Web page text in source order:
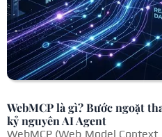
WebMCP là gì? Bước ngoặt
kỷ nguyên AI Agent
WebMCP (Web Model